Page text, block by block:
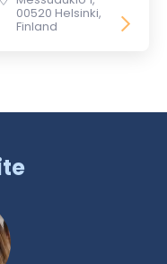
00520 Helsinki,
Finland